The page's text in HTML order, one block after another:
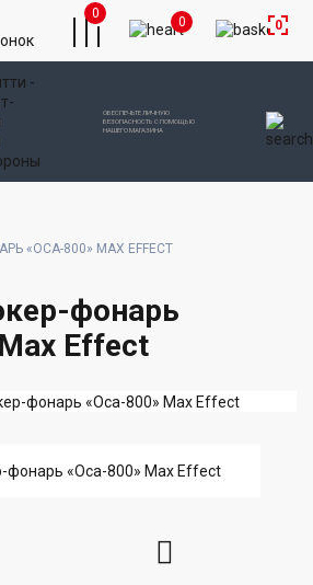
ОБЕСПЕЧЬТЕ ЛИЧНУЮ
БЕЗОПАСНОСТЬ С ПОМОЩЬЮ
НАШЕГО МАГАЗИНА
0
0 0
«ОСА-800» MAX EFFECT
фонарь
Effect